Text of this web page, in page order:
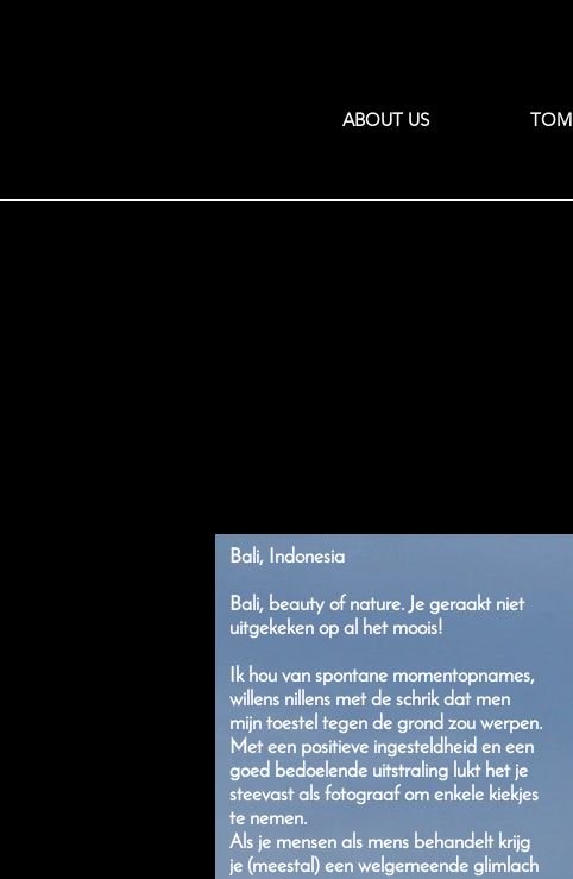
ABOUT US TOM
Bali, Indonesia
Bali, beauty of nature. Je geraakt niet
uitgekeken op al het moois!
Ik hou van spontane momentopnames,
willens nillens met de schrik dat men
mijn toestel tegen de grond zou werpen.
Met een positieve ingesteldheid en een
goed bedoelende uitstraling lukt het je
steevast als fotograaf om enkele kiekjes
te nemen.
Als je mensen als mens behandelt krijg
je (meestal) een welgemeende glimlach